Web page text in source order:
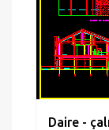
Daire -